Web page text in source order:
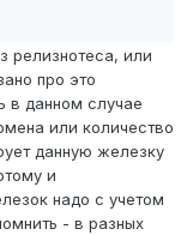
релизнотеса, или
про это
в данном случае
или количество
данную железку
и
надо с учетом
- в разных